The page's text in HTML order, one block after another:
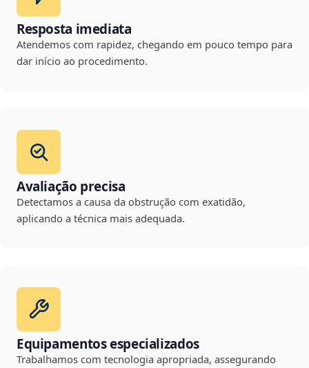
Resposta imediata
Atendemos com rapidez, chegando em pouco tempo para
dar início ao procedimento.
Avaliação precisa
Detectamos a causa da obstrução com exatidão,
aplicando a técnica mais adequada.
Equipamentos especializados
Trabalhamos com tecnologia apropriada, assegurando